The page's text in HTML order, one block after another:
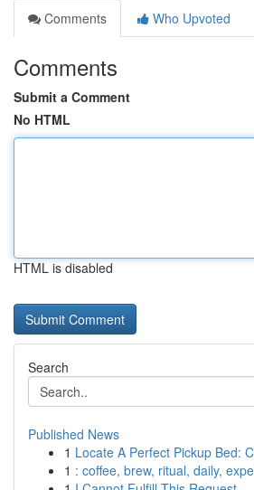
Comments
Who Upvoted
Comments
Submit a Comment
No HTML
HTML is disabled
Search
Published News
1 Locate A Perfect Pickup Bed:
1 : coffee, brew, ritual, daily,